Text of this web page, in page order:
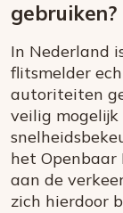
gebruiken?
In Nederland
flitsmelder
autoriteiten
veilig
het
aan de
zich hierdoor